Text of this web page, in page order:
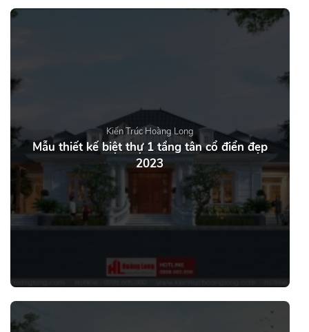
Kiến Trúc Hoàng Long
Mẫu thiết kế biệt thự 1 tầng tân cổ điển đẹp
2023